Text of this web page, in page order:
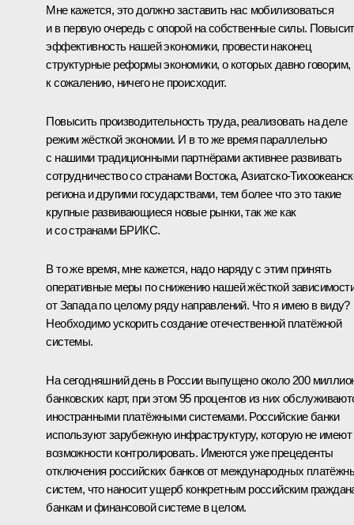
Мне кажется, это должно заставить нас мобилизоваться
и в первую очередь с опорой на собственные силы.
эффективность нашей экономики, провести наконец
структурные реформы экономики, о которых давно говорим,
к сожалению, ничего не происходит.
Повысить производительность труда, реализовать на деле
режим жёсткой экономии. И в то же время параллельно
с нашими традиционными партнёрами активнее развивать
сотрудничество со странами Востока, Азиатско-
региона и другими государствами, тем более что это такие
крупные развивающиеся новые рынки, так же как
и со странами БРИКС.
В то же время, мне кажется, надо наряду с этим принять
оперативные меры по снижению нашей жёсткой
от Запада по целому ряду направлений. Что я имею в виду?
Необходимо ускорить создание отечественной платёжной
системы.
На сегодняшний день в России выпущено около 200
банковских карт, при этом 95 процентов из них
иностранными платёжными системами. Российские банки
используют зарубежную инфраструктуру, которую не имеют
возможности контролировать. Имеются уже прецеденты
отключения российских банков от международных
систем, что наносит ущерб конкретным российским
банкам и финансовой системе в целом.